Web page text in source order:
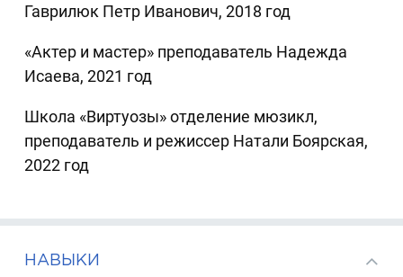
Гаврилюк Петр Иванович, 2018 год
«Актер и мастер» преподаватель Надежда
Исаева, 2021 год
Школа «Виртуозы» отделение мюзикл,
преподаватель и режиссер Натали Боярская,
2022 год
НАВЫКИ